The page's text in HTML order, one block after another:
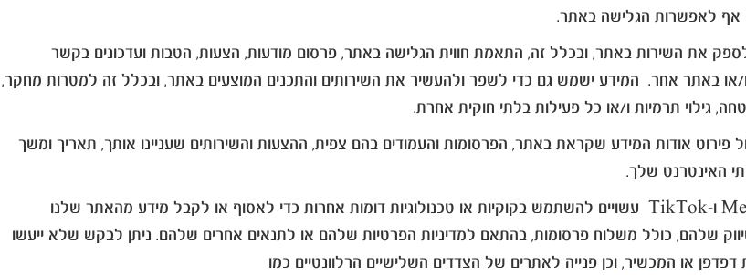
אף לאפשרות הגלישה באתר.
את השירות באתר, ובכלל זה, התאמת חווית הגלישה באתר, פרסום מודעות, הצעות, הטבות ועדכונים בקשר
או באתר אחר. המידע ישמש גם כדי לשפר ולהעשיר את השירותים והתכנים המוצעים באתר, ובכלל זה למטרות מחקר,
גילוי תרמיות ו/או כל פעילות בלתי חוקית אחרת.
אודות המידע שקראת באתר, הפרסומות והעמודים בהם צפית, ההצעות והשירותים שעניינו אותך, תאריך ומשך
- צדדים שלישיים כולל Meta, Google ו-TikTok עשויים להשתמש בקוקיות או טכנולוגיות דומות אחרות כדי לאסוף או לקבל מידע מהאתר שלנו
שלהם, כולל משלוח פרסומות, בהתאם למדיניות הפרטיות שלהם או לתנאים אחרים שלהם. ניתן לבקש שלא ייעשו
או המכשיר, וכן פנייה לאתרים של הצדדים השלישיים הרלוונטיים כמו